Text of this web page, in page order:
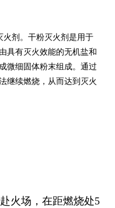
火剂。干粉灭火剂是用于
具有灭火效能的无机盐和
微细固体粉末组成。通过
继续燃烧，从而达到灭火
火场，在距燃烧处5